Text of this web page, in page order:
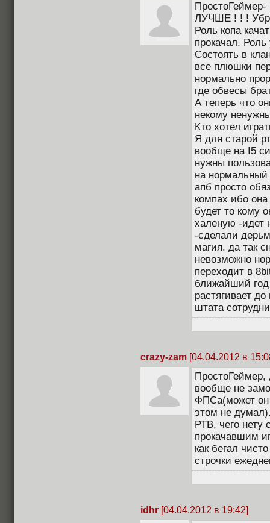
ЛУЧШЕ ! ! !
Роль копа
прокачал.
Состоять в
все плюшки
нормально
где обвесы
А теперь что
некому
Кто хотел
Я для старой
вообще на I5
нужны
на нормальный
апб просто
компах ибо
будет то кому
халеную -идет
-сделали
магия. да так
невозможно
переходит в
ближайший год
растягивает
штата
crazy-zam [04.04.2012 в
ПростоГеймер,
вообще не
ФПСа(может он
этом не
РТВ, чего нету
прокачавшим
как бегал
строчки
idhr [04.04.2012 в 19:42]